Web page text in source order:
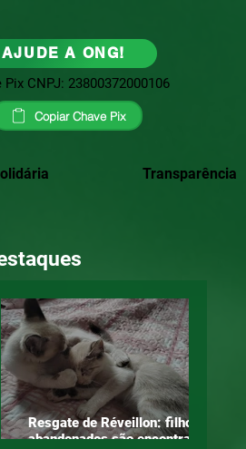
AJUDE A ONG!
Pix CNPJ: 23800372000106
Copiar Chave Pix
Transparência
Resgate de Réveillon: filhotes
abandonados são encontrados